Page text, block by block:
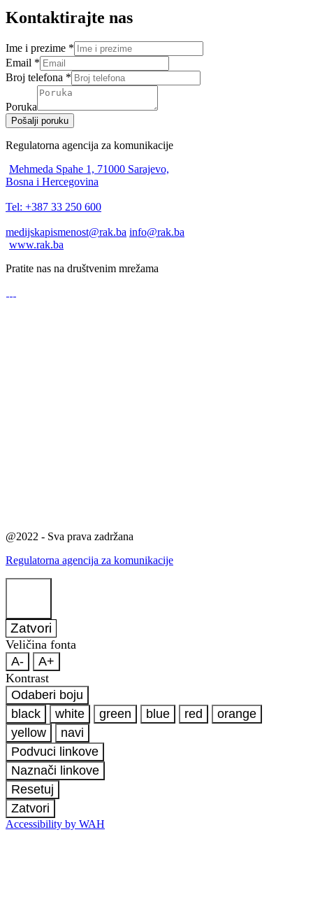
Kontaktirajte nas
Ime i prezime *
Email *
Broj telefona *
Poruka
Pošalji poruku
Regulatorna agencija za komunikacije
Mehmeda Spahe 1, 71000 Sarajevo,
Bosna i Hercegovina
Tel: +387 33 250 600
medijskapismenost@rak.ba info@rak.ba
www.rak.ba
Pratite nas na društvenim mrežama
@2022 - Sva prava zadržana
Regulatorna agencija za komunikacije
Zatvori
Veličina fonta
A-
A+
Kontrast
Odaberi boju
black
white green blue red
orange
yellow
navi
Podvuci linkove
Naznači linkove
Resetuj
Zatvori
Accessibility by WAH